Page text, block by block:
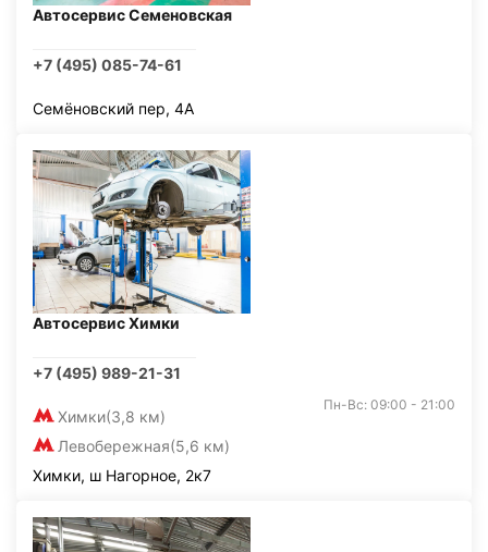
Автосервис Семеновская
+7 (495) 085-74-61
Семёновский пер, 4А
Автосервис Химки
+7 (495) 989-21-31
Химки(3,8 км)
Левобережная(5,6 км)
Пн-Вс: 09:00 - 21:00
Химки, ш Нагорное, 2к7